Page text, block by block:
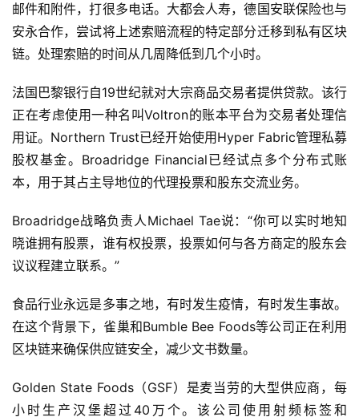
邮件和附件，打很多电话。大都会人寿，德国安联保险也与
安永合作，尝试将上述索赔流程的特定部分迁移到私有区块
链。处理索赔的时间从几周降低到几个小时。
法国巴黎银行自19世纪就对大宗商品交易者提供贷款。该行
正在考虑使用一种名叫Voltron的账本平台为交易者处理信
用证。Northern Trust已经开始使用Hyper Fabric管理私募
股权基金。Broadridge Financial已经试点多个分布式账
本，用于其占主导地位的代理投票和股东交流业务。
Broadridge战略负责人Michael Tae说：“你可以实时地知
晓谁拥有股票，谁有权投票，投票如何与各方商定的股东会
议议程建立联系。”
食品行业永远是多事之地，有时发生疫情，有时发生事故。
在这个背景下，雀巢和Bumble Bee Foods等公司正在利用
区块链来确保供应链安全，减少文书数量。
Golden State Foods（GSF）是麦当劳的大型供应商，每
小时生产汉堡超过40万个。该公司使用射频标签和